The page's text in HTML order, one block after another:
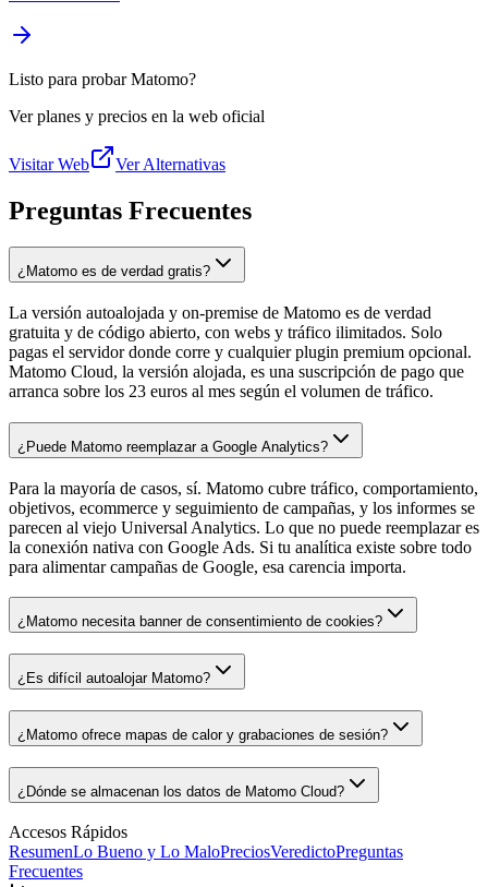
Listo para probar Matomo?
Ver planes y precios en la web oficial
Visitar Web Ver Alternativas
Preguntas Frecuentes
¿Matomo es de verdad gratis?
La versión autoalojada y on-premise de Matomo es de verdad
gratuita y de código abierto, con webs y tráfico ilimitados. Solo
pagas el servidor donde corre y cualquier plugin premium opcional.
Matomo Cloud, la versión alojada, es una suscripción de pago que
arranca sobre los 23 euros al mes según el volumen de tráfico.
¿Puede Matomo reemplazar a Google Analytics?
Para la mayoría de casos, sí. Matomo cubre tráfico, comportamiento,
objetivos, ecommerce y seguimiento de campañas, y los informes se
parecen al viejo Universal Analytics. Lo que no puede reemplazar es
la conexión nativa con Google Ads. Si tu analítica existe sobre todo
para alimentar campañas de Google, esa carencia importa.
¿Matomo necesita banner de consentimiento de cookies?
¿Es difícil autoalojar Matomo?
¿Matomo ofrece mapas de calor y grabaciones de sesión?
¿Dónde se almacenan los datos de Matomo Cloud?
Accesos Rápidos
ResumenLo Bueno y Lo MaloPreciosVeredictoPreguntas
Frecuentes